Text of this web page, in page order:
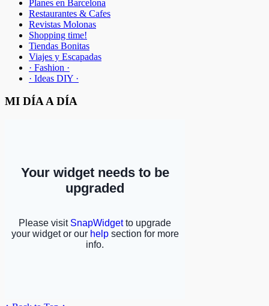
Planes en Barcelona
Restaurantes & Cafes
Revistas Molonas
Shopping time!
Tiendas Bonitas
Viajes y Escapadas
· Fashion ·
· Ideas DIY ·
MI DÍA A DÍA